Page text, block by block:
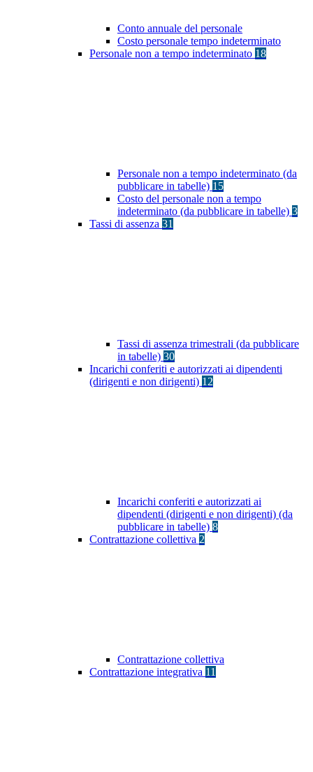
Conto annuale del personale
Costo personale tempo indeterminato
Personale non a tempo indeterminato 18
Personale non a tempo indeterminato (da
pubblicare in tabelle) 15
Costo del personale non a tempo
indeterminato (da pubblicare in tabelle) 3
Tassi di assenza 31
Tassi di assenza trimestrali (da pubblicare
in tabelle) 30
Incarichi conferiti e autorizzati ai dipendenti
(dirigenti e non dirigenti) 12
Incarichi conferiti e autorizzati ai
dipendenti (dirigenti e non dirigenti) (da
pubblicare in tabelle) 8
Contrattazione collettiva 2
Contrattazione collettiva
Contrattazione integrativa 11